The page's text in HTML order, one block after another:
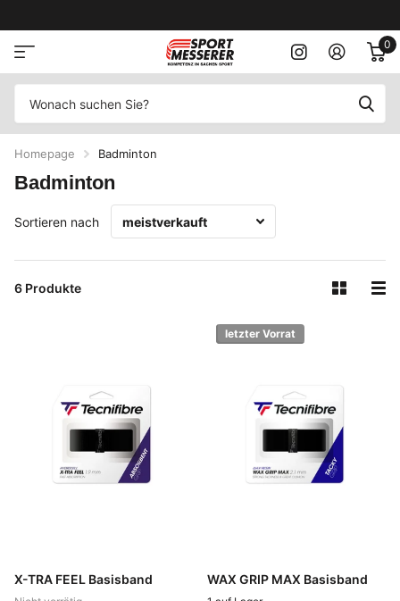
0
Homepage Badminton
Badminton
6 Produkte
Sortieren nach
X-TRA FEEL Basisband
letzter Vorrat
WAX GRIP MAX Basisband